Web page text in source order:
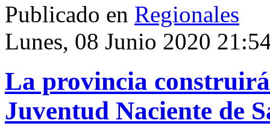
Publicado en Regionales
Lunes, 08 Junio 2020
La provincia
Juventud Naciente de